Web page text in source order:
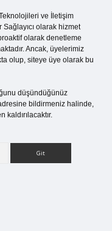
ve İletişim
Sağlayıcı olarak hizmet
olarak denetleme
Ancak, üyelerimiz
olup, siteye üye olarak bu
düşündüğünüz
bildirmeniz halinde,